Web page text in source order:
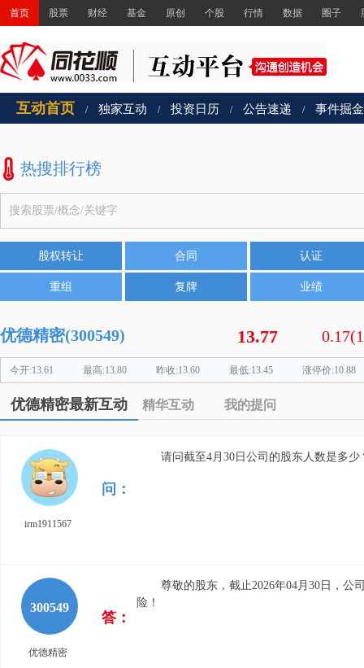
首页 股票 财经 基金 原创 个股 行情 数据 圈子
互动首页 / 独家互动 / 投资日历 / 公告速递 / 事件掘金
热搜排行榜
股权转让 合同 认证
重组 复牌 业绩
优德精密(300549) 13.77
今开:13.61 最高:13.80 昨收:13.60 最低:13.45 涨停价:10.88
优德精密最新互动 精华互动 我的提问
irm1911567
问：
请问截至4月30日公司的股东人数是多少
300549
优德精密
答：
尊敬的股东，截止2026年04月30日，公
险！